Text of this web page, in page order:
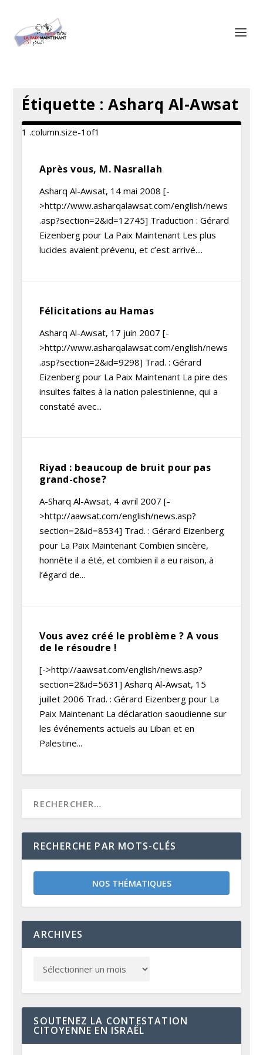
Étiquette :Asharq Al-Awsat
Après vous, M. Nasrallah
Asharq Al-Awsat, 14 mai 2008 [-
>http://www.asharqalawsat.com/english/news
.asp?section=2&id=12745] Traduction : Gérard
Eizenberg pour La Paix Maintenant Les plus
lucides avaient prévenu, et c’est arrivé....
Félicitations au Hamas
Asharq Al-Awsat, 17 juin 2007 [-
>http://www.asharqalawsat.com/english/news
.asp?section=2&id=9298] Trad. : Gérard
Eizenberg pour La Paix Maintenant La pire des
insultes faites à la nation palestinienne, qui a
constaté avec...
Riyad : beaucoup de bruit pour pas
grand-chose?
A-Sharq Al-Awsat, 4 avril 2007 [-
>http://aawsat.com/english/news.asp?
section=2&id=8534] Trad. : Gérard Eizenberg
pour La Paix Maintenant Combien sincère,
honnête il a été, et combien il a eu raison, à
l’égard de...
Vous avez créé le problème ? A vous
de le résoudre !
[->http://aawsat.com/english/news.asp?
section=2&id=5631] Asharq Al-Awsat, 15
juillet 2006 Trad. : Gérard Eizenberg pour La
Paix Maintenant La déclaration saoudienne sur
les événements actuels au Liban et en
Palestine...
RECHERCHE PAR MOTS-CLÉS
NOS THÉMATIQUES
ARCHIVES
SOUTENEZ LA CONTESTATION
CITOYENNE EN ISRAËL